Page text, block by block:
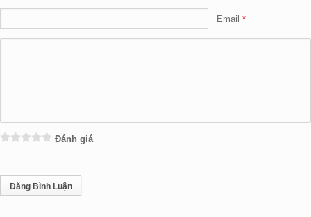
Email
Đánh giá